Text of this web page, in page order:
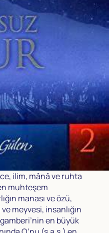
ilim, mânâ ve ruhta
muhteşem
manası ve özü,
meyvesi, insanlığın
en büyük